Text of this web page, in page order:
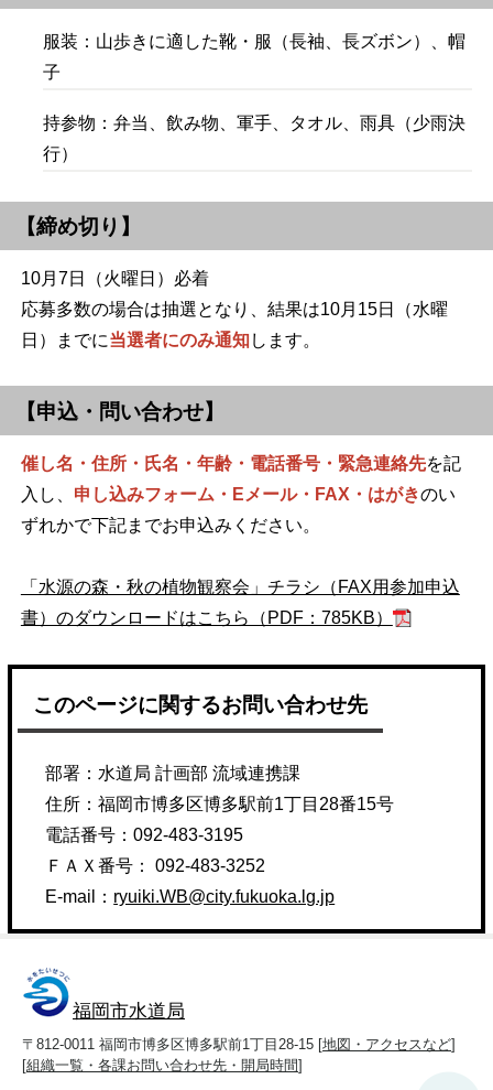
服装：山歩きに適した靴・服（長袖、長ズボン）、帽
子
持参物：弁当、飲み物、軍手、タオル、雨具（少雨決
行）
【締め切り】
10月7日（火曜日）必着
応募多数の場合は抽選となり、結果は10月15日（水曜
日）までに当選者にのみ通知 します。
【申込・問い合わせ】
催し名・住所・氏名・年齢・電話番号・緊急連絡先を記
入し、 申し込みフォーム・Eメール・FAX・はがきのい
ずれかで下記までお申込みください。
「水源の森・秋の植物観察会」チラシ（FAX用参加申込
書）のダウンロードはこちら（PDF：785KB）
このページに関するお問い合わせ先
部署：水道局 計画部 流域連携課
住所：福岡市博多区博多駅前1丁目28番15号
電話番号：092-483-3195
ＦＡＸ番号： 092-483-3252
E-mail： ryuiki.WB@city.fukuoka.lg.jp
福岡市水道局
〒812-0011 福岡市博多区博多駅前1丁目28-15 [地図・アクセスなど]
[組織一覧・各課お問い合わせ先・開局時間]